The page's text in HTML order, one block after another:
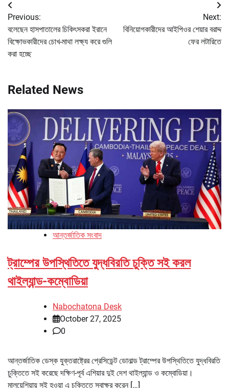
Post
navigation
Previous:
বলেছেন হাসপাতালের চিকিৎসকরা ইরানে
বিক্ষোভকারীদের চোখ-মাথা লক্ষ্য করে গুলি
করা হচ্ছে
Next:
বিনিয়োগকারীদের আইপিওর শেয়ার বরাদ্দ
ফের লটারিতে
Related News
আন্তর্জাতিক সংবাদ
ট্রাম্পের উপস্থিতিতে যুদ্ধবিরতি চুক্তি সই করল
থাইল্যান্ড-কম্বোডিয়া
Nabochatona Desk
October 27, 2025
0
আন্তর্জাতিক ডেস্ক যুক্তরাষ্ট্রের প্রেসিডেন্ট ডোনাল্ড ট্রাম্পের উপস্থিতিতে যুদ্ধবিরতি
চুক্তিতে সই করেছে দক্ষিণ-পূর্ব এশিয়ার দুই দেশ থাইল্যান্ড ও কম্বোডিয়া।
মালয়েশিয়ায় সই হওয়া এ চুক্তিতে স্বাক্ষর করেন […]